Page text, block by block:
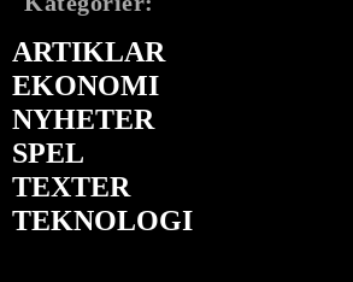
ARTIKLAR
EKONOMI
NYHETER
SPEL
TEXTER
TEKNOLOGI